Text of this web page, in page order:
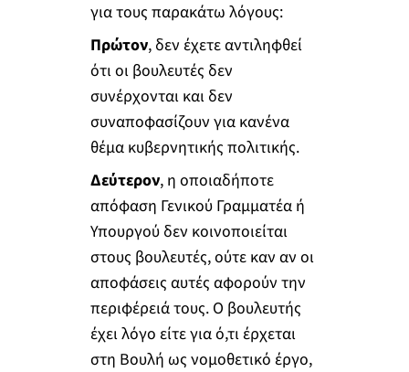
για τους παρακάτω λόγους:
Πρώτον, δεν έχετε αντιληφθεί
ότι οι βουλευτές δεν
συνέρχονται και δεν
συναποφασίζουν για κανένα
θέμα κυβερνητικής πολιτικής.
Δεύτερον, η οποιαδήποτε
απόφαση Γενικού Γραμματέα ή
Υπουργού δεν κοινοποιείται
στους βουλευτές, ούτε καν αν οι
αποφάσεις αυτές αφορούν την
περιφέρειά τους. Ο βουλευτής
έχει λόγο είτε για ό,τι έρχεται
στη Βουλή ως νομοθετικό έργο,